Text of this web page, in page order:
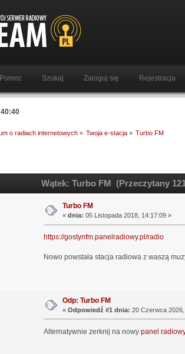
Pomoc Szukaj Zaloguj się Rejestracja
o radiach internetowych» Twoja e-stacja» Turbo FM
Wątek: Turbo FM (Przeczytany
Turbo FM
« dnia: 05 Listopada 2018, 14:17:09 »
https://gostynfm.panelradiowy.pl/radio
Nowo powstała stacja radiowa z waszą
Odp: Turbo FM
« Odpowiedź #1 dnia: 20 Czerwca
Alternatywnie zerknij na nowy panel